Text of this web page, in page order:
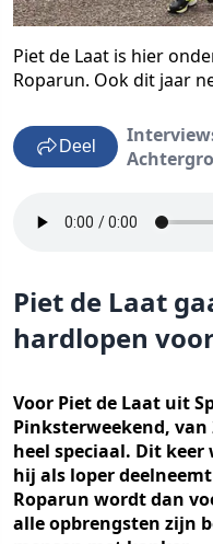
Piet de Laat is hier
Roparun. Ook dit jaar
Deel
Piet de Laat
hardlopen
Voor Piet de Laat uit
Pinksterweekend,
heel speciaal. Dit
hij als loper
Roparun wordt dan
alle opbrengsten zijn